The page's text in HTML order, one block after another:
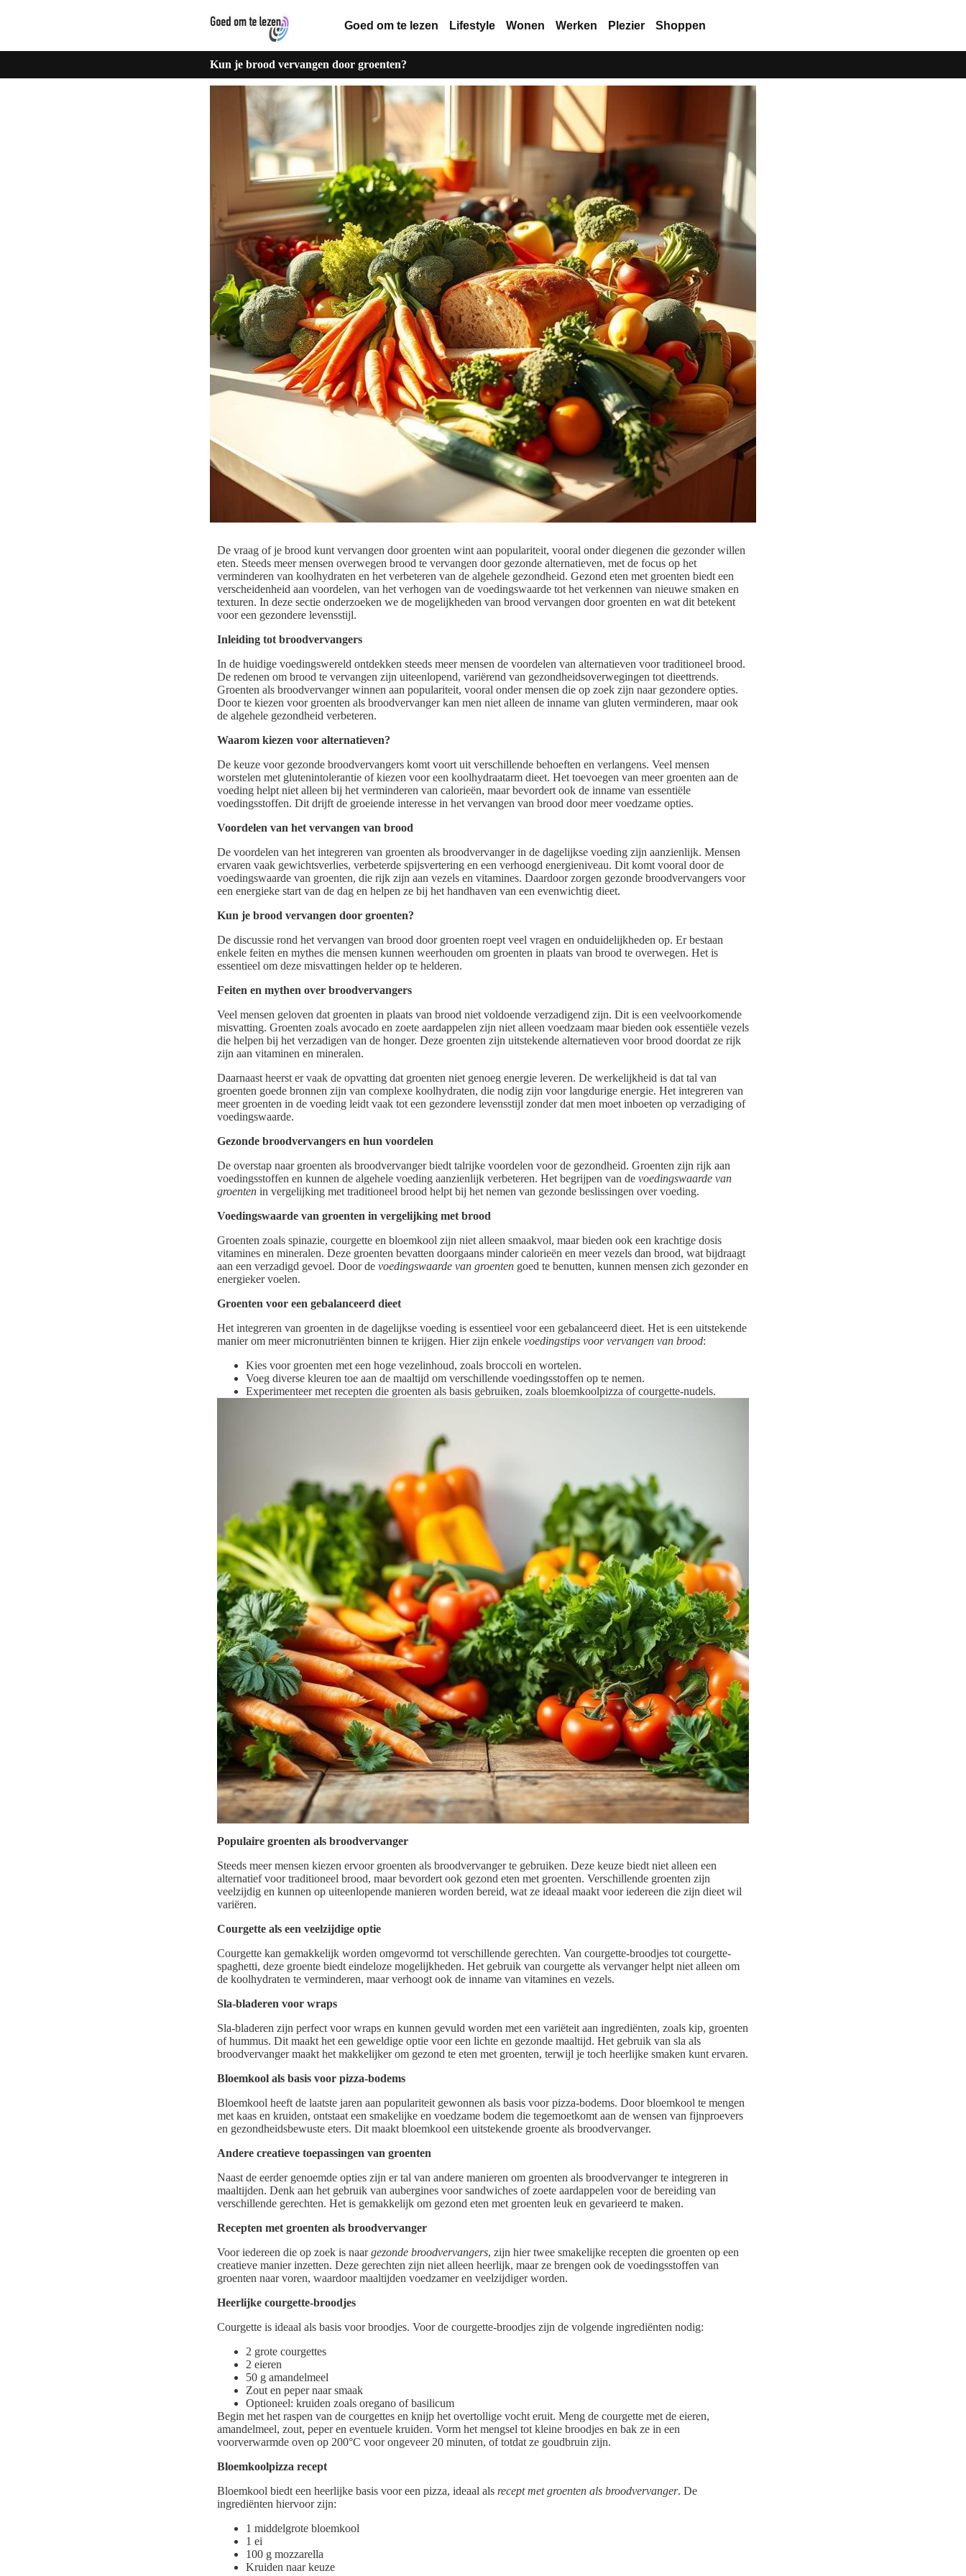
Goed om te lezen Lifestyle Wonen Werken Plezier Shoppen
Kun je brood vervangen door groenten?
De vraag of je brood kunt vervangen door groenten wint aan populariteit, vooral onder diegenen die gezonder willen
eten. Steeds meer mensen overwegen brood te vervangen door gezonde alternatieven, met de focus op het
verminderen van koolhydraten en het verbeteren van de algehele gezondheid. Gezond eten met groenten biedt een
verscheidenheid aan voordelen, van het verhogen van de voedingswaarde tot het verkennen van nieuwe smaken en
texturen. In deze sectie onderzoeken we de mogelijkheden van brood vervangen door groenten en wat dit betekent
voor een gezondere levensstijl.
Inleiding tot broodvervangers
In de huidige voedingswereld ontdekken steeds meer mensen de voordelen van alternatieven voor traditioneel brood.
De redenen om brood te vervangen zijn uiteenlopend, variërend van gezondheidsoverwegingen tot dieettrends.
Groenten als broodvervanger winnen aan populariteit, vooral onder mensen die op zoek zijn naar gezondere opties.
Door te kiezen voor groenten als broodvervanger kan men niet alleen de inname van gluten verminderen, maar ook
de algehele gezondheid verbeteren.
Waarom kiezen voor alternatieven?
De keuze voor gezonde broodvervangers komt voort uit verschillende behoeften en verlangens. Veel mensen
worstelen met glutenintolerantie of kiezen voor een koolhydraatarm dieet. Het toevoegen van meer groenten aan de
voeding helpt niet alleen bij het verminderen van calorieën, maar bevordert ook de inname van essentiële
voedingsstoffen. Dit drijft de groeiende interesse in het vervangen van brood door meer voedzame opties.
Voordelen van het vervangen van brood
De voordelen van het integreren van groenten als broodvervanger in de dagelijkse voeding zijn aanzienlijk. Mensen
ervaren vaak gewichtsverlies, verbeterde spijsvertering en een verhoogd energieniveau. Dit komt vooral door de
voedingswaarde van groenten, die rijk zijn aan vezels en vitamines. Daardoor zorgen gezonde broodvervangers voor
een energieke start van de dag en helpen ze bij het handhaven van een evenwichtig dieet.
Kun je brood vervangen door groenten?
De discussie rond het vervangen van brood door groenten roept veel vragen en onduidelijkheden op. Er bestaan
enkele feiten en mythes die mensen kunnen weerhouden om groenten in plaats van brood te overwegen. Het is
essentieel om deze misvattingen helder op te helderen.
Feiten en mythen over broodvervangers
Veel mensen geloven dat groenten in plaats van brood niet voldoende verzadigend zijn. Dit is een veelvoorkomende
misvatting. Groenten zoals avocado en zoete aardappelen zijn niet alleen voedzaam maar bieden ook essentiële vezels
die helpen bij het verzadigen van de honger. Deze groenten zijn uitstekende alternatieven voor brood doordat ze rijk
zijn aan vitaminen en mineralen.
Daarnaast heerst er vaak de opvatting dat groenten niet genoeg energie leveren. De werkelijkheid is dat tal van
groenten goede bronnen zijn van complexe koolhydraten, die nodig zijn voor langdurige energie. Het integreren van
meer groenten in de voeding leidt vaak tot een gezondere levensstijl zonder dat men moet inboeten op verzadiging of
voedingswaarde.
Gezonde broodvervangers en hun voordelen
De overstap naar groenten als broodvervanger biedt talrijke voordelen voor de gezondheid. Groenten zijn rijk aan
voedingsstoffen en kunnen de algehele voeding aanzienlijk verbeteren. Het begrijpen van de voedingswaarde van
groenten in vergelijking met traditioneel brood helpt bij het nemen van gezonde beslissingen over voeding.
Voedingswaarde van groenten in vergelijking met brood
Groenten zoals spinazie, courgette en bloemkool zijn niet alleen smaakvol, maar bieden ook een krachtige dosis
vitamines en mineralen. Deze groenten bevatten doorgaans minder calorieën en meer vezels dan brood, wat bijdraagt
aan een verzadigd gevoel. Door de voedingswaarde van groenten goed te benutten, kunnen mensen zich gezonder en
energieker voelen.
Groenten voor een gebalanceerd dieet
Het integreren van groenten in de dagelijkse voeding is essentieel voor een gebalanceerd dieet. Het is een uitstekende
manier om meer micronutriënten binnen te krijgen. Hier zijn enkele voedingstips voor vervangen van brood:
Kies voor groenten met een hoge vezelinhoud, zoals broccoli en wortelen.
Voeg diverse kleuren toe aan de maaltijd om verschillende voedingsstoffen op te nemen.
Experimenteer met recepten die groenten als basis gebruiken, zoals bloemkoolpizza of courgette-nudels.
Populaire groenten als broodvervanger
Steeds meer mensen kiezen ervoor groenten als broodvervanger te gebruiken. Deze keuze biedt niet alleen een
alternatief voor traditioneel brood, maar bevordert ook gezond eten met groenten. Verschillende groenten zijn
veelzijdig en kunnen op uiteenlopende manieren worden bereid, wat ze ideaal maakt voor iedereen die zijn dieet wil
variëren.
Courgette als een veelzijdige optie
Courgette kan gemakkelijk worden omgevormd tot verschillende gerechten. Van courgette-broodjes tot courgette-
spaghetti, deze groente biedt eindeloze mogelijkheden. Het gebruik van courgette als vervanger helpt niet alleen om
de koolhydraten te verminderen, maar verhoogt ook de inname van vitamines en vezels.
Sla-bladeren voor wraps
Sla-bladeren zijn perfect voor wraps en kunnen gevuld worden met een variëteit aan ingrediënten, zoals kip, groenten
of hummus. Dit maakt het een geweldige optie voor een lichte en gezonde maaltijd. Het gebruik van sla als
broodvervanger maakt het makkelijker om gezond te eten met groenten, terwijl je toch heerlijke smaken kunt ervaren.
Bloemkool als basis voor pizza-bodems
Bloemkool heeft de laatste jaren aan populariteit gewonnen als basis voor pizza-bodems. Door bloemkool te mengen
met kaas en kruiden, ontstaat een smakelijke en voedzame bodem die tegemoetkomt aan de wensen van fijnproevers
en gezondheidsbewuste eters. Dit maakt bloemkool een uitstekende groente als broodvervanger.
Andere creatieve toepassingen van groenten
Naast de eerder genoemde opties zijn er tal van andere manieren om groenten als broodvervanger te integreren in
maaltijden. Denk aan het gebruik van aubergines voor sandwiches of zoete aardappelen voor de bereiding van
verschillende gerechten. Het is gemakkelijk om gezond eten met groenten leuk en gevarieerd te maken.
Recepten met groenten als broodvervanger
Voor iedereen die op zoek is naargezonde broodvervangers, zijn hier twee smakelijke recepten die groenten op een
creatieve manier inzetten. Deze gerechten zijn niet alleen heerlijk, maar ze brengen ook de voedingsstoffen van
groenten naar voren, waardoor maaltijden voedzamer en veelzijdiger worden.
Heerlijke courgette-broodjes
Courgette is ideaal als basis voor broodjes. Voor de courgette-broodjes zijn de volgende ingrediënten nodig:
2 grote courgettes
2 eieren
50 g amandelmeel
Zout en peper naar smaak
Optioneel: kruiden zoals oregano of basilicum
Begin met het raspen van de courgettes en knijp het overtollige vocht eruit. Meng de courgette met de eieren,
amandelmeel, zout, peper en eventuele kruiden. Vorm het mengsel tot kleine broodjes en bak ze in een
voorverwarmde oven op 200°C voor ongeveer 20 minuten, of totdat ze goudbruin zijn.
Bloemkoolpizza recept
Bloemkool biedt een heerlijke basis voor een pizza, ideaal als recept met groenten als broodvervanger. De
ingrediënten hiervoor zijn:
1 middelgrote bloemkool
1 ei
100 g mozzarella
Kruiden naar keuze